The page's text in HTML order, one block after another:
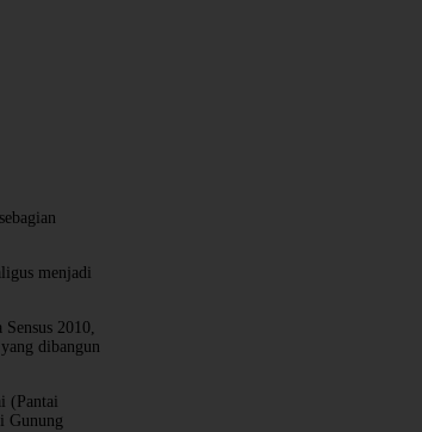
menjadi
2010,
dibangun
(Pantai
Gunung